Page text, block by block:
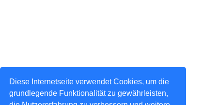
Diese Internetseite verwendet Cookies, um die
grundlegende Funktionalität zu gewährleisten,